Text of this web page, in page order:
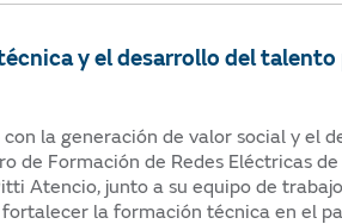
y el desarrollo del
la generación de valor social y el
de Formación de Redes Eléctricas
Atencio, junto a su equipo de
la formación técnica en el